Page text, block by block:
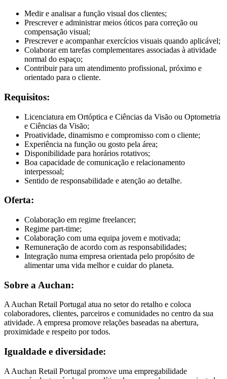
Medir e analisar a função visual dos clientes;
Prescrever e administrar meios óticos para correção ou
compensação visual;
Prescrever e acompanhar exercícios visuais quando aplicável;
Colaborar em tarefas complementares associadas à atividade
normal do espaço;
Contribuir para um atendimento profissional, próximo e
orientado para o cliente.
Requisitos:
Licenciatura em Ortóptica e Ciências da Visão ou Optometria
e Ciências da Visão;
Proatividade, dinamismo e compromisso com o cliente;
Experiência na função ou gosto pela área;
Disponibilidade para horários rotativos;
Boa capacidade de comunicação e relacionamento
interpessoal;
Sentido de responsabilidade e atenção ao detalhe.
Oferta:
Colaboração em regime freelancer;
Regime part-time;
Colaboração com uma equipa jovem e motivada;
Remuneração de acordo com as responsabilidades;
Integração numa empresa orientada pelo propósito de
alimentar uma vida melhor e cuidar do planeta.
Sobre a Auchan:
A Auchan Retail Portugal atua no setor do retalho e coloca
colaboradores, clientes, parceiros e comunidades no centro da sua
atividade. A empresa promove relações baseadas na abertura,
proximidade e respeito por todos.
Igualdade e diversidade:
A Auchan Retail Portugal promove uma empregabilidade